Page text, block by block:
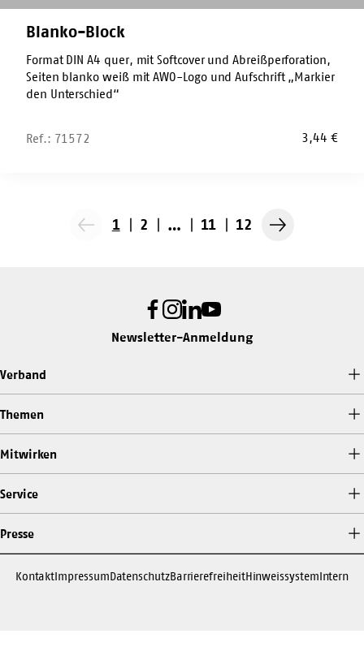
Blanko-Block
Format DIN A4 quer, mit Softcover und Abreißperforation,
Seiten blanko weiß mit AWO-Logo und Aufschrift „Markier
den Unterschied“
Ref.: 71572 3,44€
Vorherige
1 2 … 11 12
Nächste
Facebook
Instagram
LinkedIn
Youtube
Newsletter-Anmeldung
Verband
Themen
Mitwirken
Service
Presse
KontaktImpressumDatenschutzBarrierefreiheitHinweissystemIntern